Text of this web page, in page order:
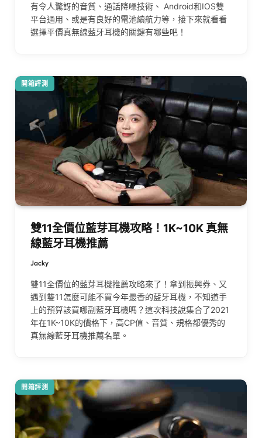
有令人驚訝的音質、通話降噪技術、 Android和IOS雙
平台通用、或是有良好的電池續航力等，接下來就看看
選擇平價真無線藍牙耳機的關鍵有哪些吧！
開箱評測
雙11全價位藍芽耳機攻略！1K~10K 真無
線藍牙耳機推薦
Jacky
雙11全價位的藍芽耳機推薦攻略來了！拿到振興券、又
遇到雙11怎麼可能不買今年最香的藍牙耳機，不知道手
上的預算該買哪副藍牙耳機嗎？這次科技說集合了2021
年在1K~10K的價格下，高CP值、音質、規格都優秀的
真無線藍牙耳機推薦名單。
開箱評測